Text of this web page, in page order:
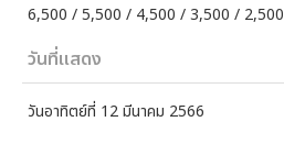
6,500 / 5,500 / 4,500 / 3,500 / 2,500
วันที่แสดง
วันอาทิตย์ที่ 12 มีนาคม 2566